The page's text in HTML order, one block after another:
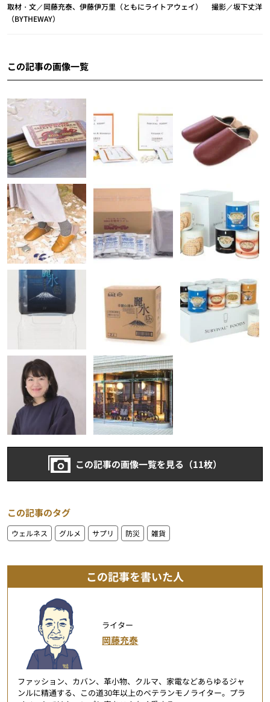
取材・文／岡藤充泰、伊藤伊万里（ともにライトアウェイ） 撮影／坂下丈洋
（BYTHEWAY）
この記事の画像一覧
この記事の画像一覧を見る（11枚）
この記事のタグ
ウェルネス グルメ サプリ 防災 雑貨
この記事を書いた人
ライター
岡藤充泰
ファッション、カバン、革小物、クルマ、家電などあらゆるジャ
ンルに精通する、この道30年以上のベテランモノライター。プラ